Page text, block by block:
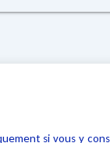
si vous y